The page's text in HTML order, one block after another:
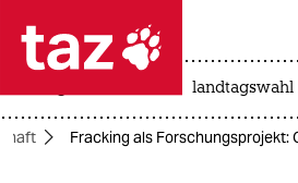
 taz zahl ich
taz zahl ich
landtagswahl
Fracking als Forschungsprojekt: